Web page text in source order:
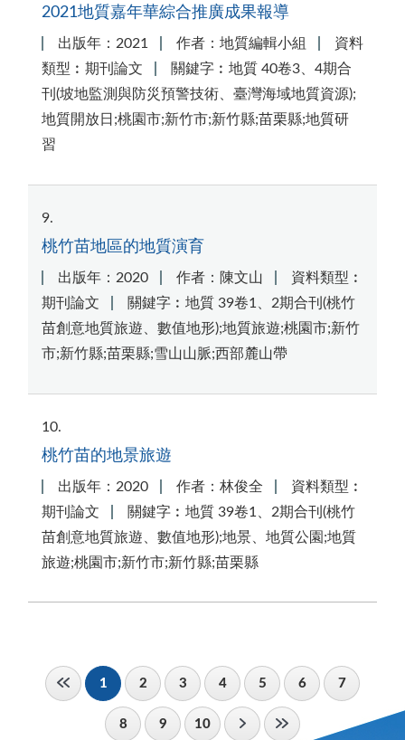
2021地質嘉年華綜合推廣成果報導
出版年：2021 作者：地質編輯小組
資料
類型︰期刊論文
關鍵字︰地質 40卷3、4期合
刊(坡地監測與防災預警技術、臺灣海域地質資源);
地質開放日;桃園市;新竹市;新竹縣;苗栗縣;地質研
習
9
桃竹苗地區的地質演育
出版年：2020 作者：陳文山
資料類型︰
期刊論文
關鍵字︰地質 39卷1、2期合刊(桃竹
苗創意地質旅遊、數值地形);地質旅遊;桃園市;新竹
市;新竹縣;苗栗縣;雪山山脈;西部麓山帶
10
桃竹苗的地景旅遊
出版年：2020 作者：林俊全
資料類型︰
期刊論文
關鍵字︰地質 39卷1、2期合刊(桃竹
苗創意地質旅遊、數值地形);地景、地質公園;地質
旅遊;桃園市;新竹市;新竹縣;苗栗縣
1 2 3 4 5 6 7
8 9 10